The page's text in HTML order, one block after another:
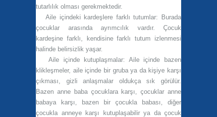
tutarlılık olması gerekmektedir.
Aile içindeki kardeşlere farklı tutumlar: Burada
çocuklar arasında ayrımcılık vardır. Çocuk
kardeşine farklı, kendisine farklı tutum izlenmesi
halinde belirsizlik yaşar.
Aile içinde kutuplaşmalar: Aile içinde bazen
klikleşmeler, aile içinde bir gruba ya da kişiye karşı
çıkması, gizli anlaşmalar oldukça sık görülür.
Bazen anne baba çocuklara karşı, çocuklar anne
babaya karşı, bazen bir çocukla babası, diğer
çocukla anneye karşı kutuplaşabilir ya da çocuk